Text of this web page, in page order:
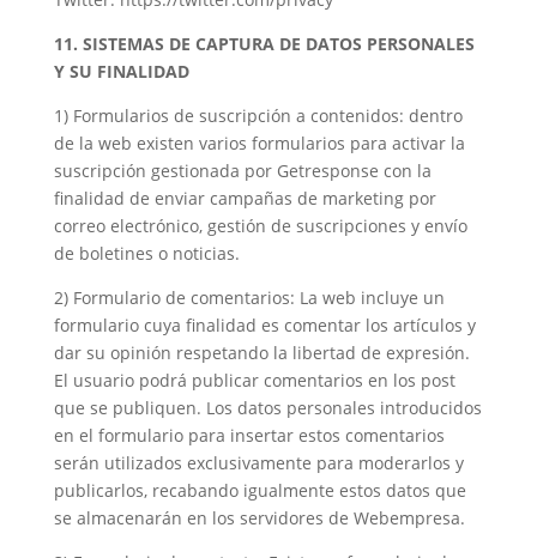
11. SISTEMAS DE CAPTURA DE DATOS PERSONALES
Y SU FINALIDAD
1) Formularios de suscripción a contenidos: dentro
de la web existen varios formularios para activar la
suscripción gestionada por Getresponse con la
finalidad de enviar campañas de marketing por
correo electrónico, gestión de suscripciones y envío
de boletines o noticias.
2) Formulario de comentarios: La web incluye un
formulario cuya finalidad es comentar los artículos y
dar su opinión respetando la libertad de expresión.
El usuario podrá publicar comentarios en los post
que se publiquen. Los datos personales introducidos
en el formulario para insertar estos comentarios
serán utilizados exclusivamente para moderarlos y
publicarlos, recabando igualmente estos datos que
se almacenarán en los servidores de Webempresa.